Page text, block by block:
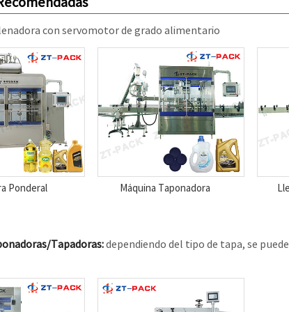
con servomotor de grado alimentario
Ponderal Máquina Taponadora
Tapadoras:dependiendo del tipo de tapa, se